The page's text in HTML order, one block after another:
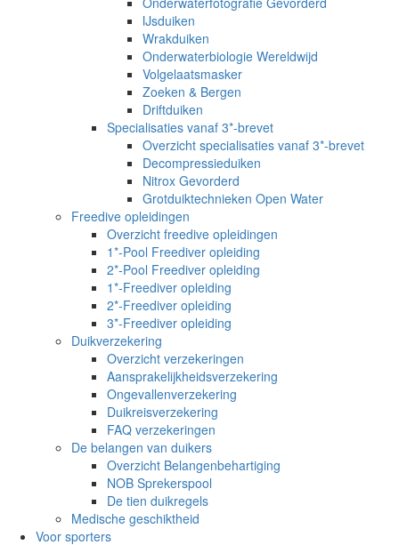
IJsduiken
Wrakduiken
Onderwaterbiologie Wereldwijd
Volgelaatsmasker
Zoeken & Bergen
Driftduiken
Specialisaties vanaf 3*-brevet
Overzicht specialisaties vanaf 3*-brevet
Decompressieduiken
Nitrox Gevorderd
Grotduiktechnieken Open Water
Freedive opleidingen
Overzicht freedive opleidingen
1*-Pool Freediver opleiding
2*-Pool Freediver opleiding
1*-Freediver opleiding
2*-Freediver opleiding
3*-Freediver opleiding
Duikverzekering
Overzicht verzekeringen
Aansprakelijkheidsverzekering
Ongevallenverzekering
Duikreisverzekering
FAQ verzekeringen
De belangen van duikers
Overzicht Belangenbehartiging
NOB Sprekerspool
De tien duikregels
Medische geschiktheid
Voor sporters